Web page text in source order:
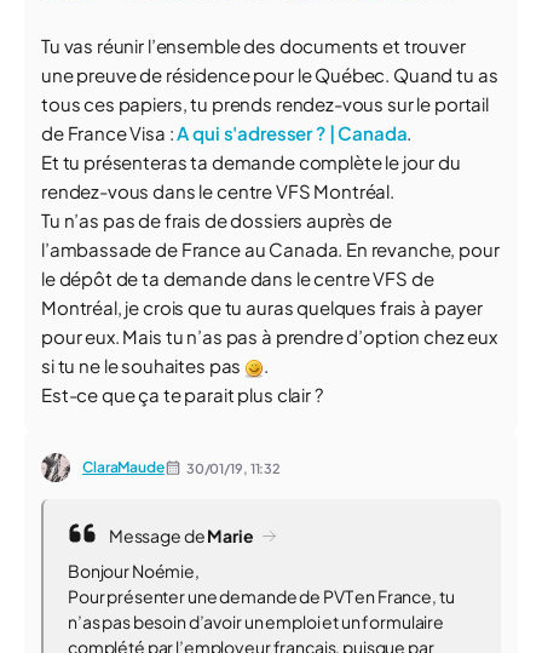
Tu vas réunir l’ensemble des documents et trouver
une preuve de résidence pour le Québec. Quand tu as
tous ces papiers, tu prends rendez-vous sur le portail
de France Visa :A qui s'adresser ? | Canada.
Et tu présenteras ta demande complète le jour du
rendez-vous dans le centre VFS Montréal.
Tu n’as pas de frais de dossiers auprès de
l’ambassade de France au Canada. En revanche, pour
le dépôt de ta demande dans le centre VFS de
Montréal, je crois que tu auras quelques frais à payer
pour eux. Mais tu n’as pas à prendre d’option chez eux
si tu ne le souhaites pas
.
Est-ce que ça te parait plus clair ?
ClaraMaude 30/01/19, 11:32
Message deMarie
Bonjour Noémie,
Pour présenter une demande de PVT en France, tu
n’as pas besoin d’avoir un emploi et un formulaire
complété par l’employeur français, puisque par